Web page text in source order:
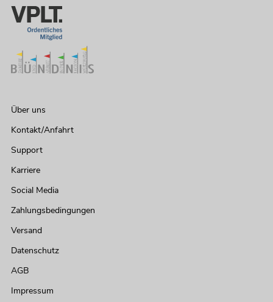
Über uns
Kontakt/Anfahrt
Support
Karriere
Social Media
Zahlungsbedingungen
Versand
Datenschutz
AGB
Impressum